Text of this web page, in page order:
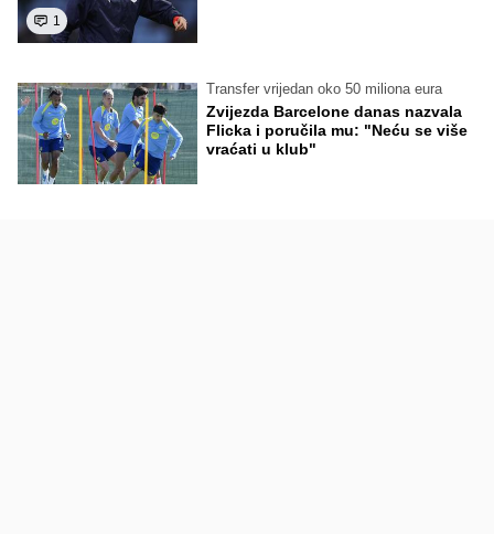
1
Transfer vrijedan oko 50 miliona eura
Zvijezda Barcelone danas nazvala
Flicka i poručila mu: "Neću se više
vraćati u klub"